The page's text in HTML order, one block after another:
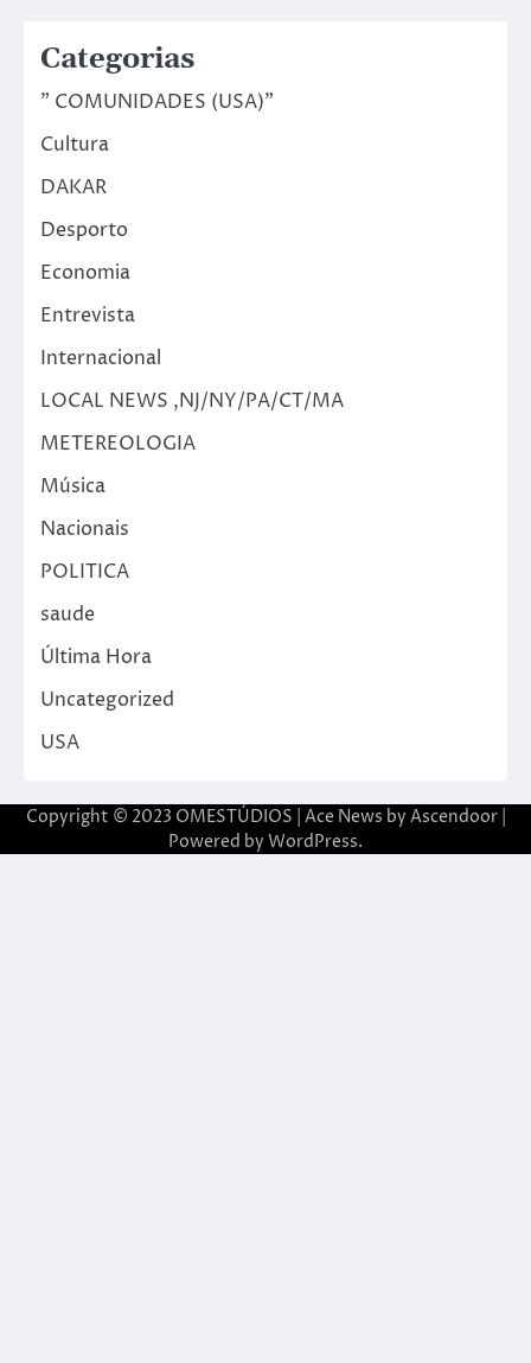
Categorias
" COMUNIDADES (USA)"
Cultura
DAKAR
Desporto
Economia
Entrevista
Internacional
LOCAL NEWS ,NJ/NY/PA/CT/MA
METEREOLOGIA
Música
Nacionais
POLITICA
saude
Última Hora
Uncategorized
USA
Copyright © 2023 OMESTÚDIOS | Ace News by Ascendoor|
Powered by WordPress.